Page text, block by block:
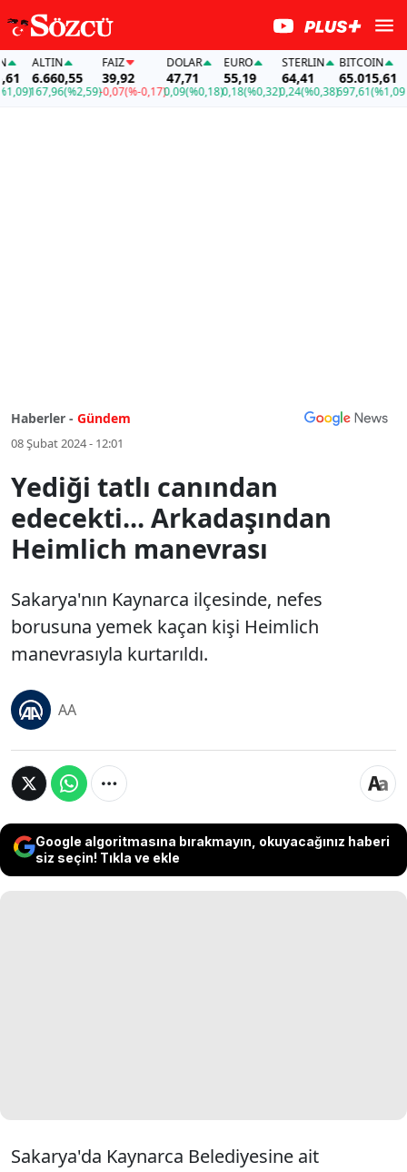
ALTIN
6.660,55
167,96(%2,59)
FAİZ
39,92
-0,07(%-0,17)
DOLAR
47,71
0,09(%0,18)
EURO
55,19
0,18(%0,32)
STERLIN
64,41
0,24(%0,38)
BITCOIN
65.015,61
697,61(%1,09)
Haberler - Gündem
08 Şubat 2024 - 12:01
Yediği tatlı canından
edecekti... Arkadaşından
Heimlich manevrası
Sakarya'nın Kaynarca ilçesinde, nefes
borusuna yemek kaçan kişi Heimlich
manevrasıyla kurtarıldı.
AA
Google algoritmasına bırakmayın, okuyacağınız haberi
siz seçin! Tıkla ve ekle
Sakarya'da Kaynarca Belediyesine ait